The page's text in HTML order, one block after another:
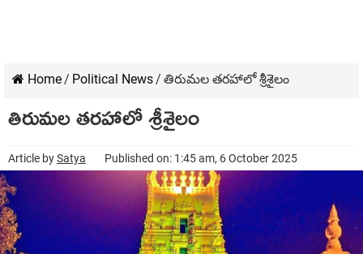
Home/ Political News/ తిరుమల త‌ర‌హాలో శ్రీశైలం
తిరుమల త‌ర‌హాలో శ్రీశైలం
Article bySatya Published on: 1:45 am, 6 October 2025